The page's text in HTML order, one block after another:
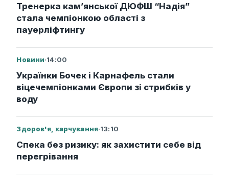
Тренерка кам’янської ДЮФШ “Надія”
стала чемпіонкою області з
пауерліфтингу
Новини·14:00
Українки Бочек і Карнафель стали
віцечемпіонками Європи зі стрибків у
воду
Здоров'я, харчування·13:10
Спека без ризику: як захистити себе від
перегрівання